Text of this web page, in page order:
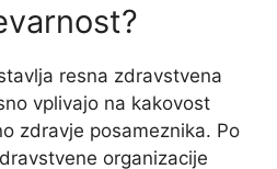
resna zdravstvena
vplivajo na kakovost
zdravje posameznika. Po
organizacije